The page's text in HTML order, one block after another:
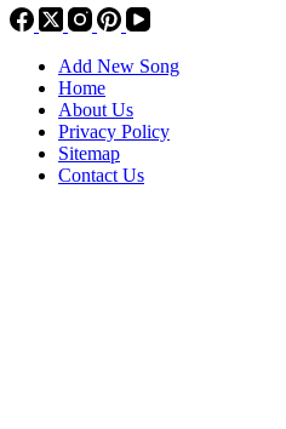
Add New Song
Home
About Us
Privacy Policy
Sitemap
Contact Us